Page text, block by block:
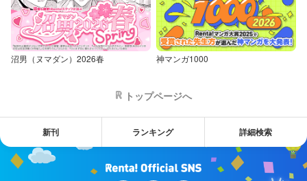
沼男（ヌマダン）2026春 神マンガ1000
トップページへ
新刊 ランキング 詳細検索